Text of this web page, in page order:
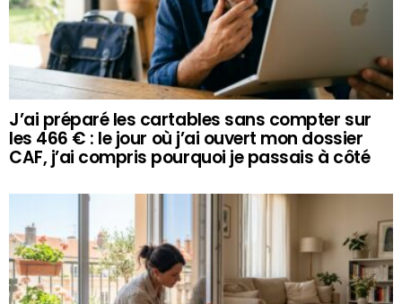
J’ai préparé les cartables sans compter sur
les 466 € : le jour où j’ai ouvert mon dossier
CAF, j’ai compris pourquoi je passais à côté